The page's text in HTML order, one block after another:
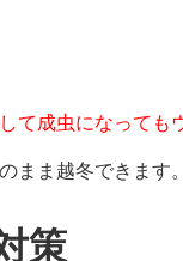
て成虫になっても
まま越冬できます
策